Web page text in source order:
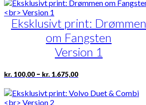
kr. 1.399,00
varianter.
Mulighederne
kan
vælges
på
Eksklusivt print: Drømmen
om Fangsten
Version 1
kr. 100,00 – kr. 1.675,00Prisinterval:
til
kr. 1.675,00
Dette
har